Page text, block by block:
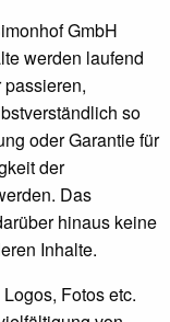
GmbH
werden laufend
so
oder Garantie für
der
Das
hinaus keine
Inhalte.
Fotos etc.